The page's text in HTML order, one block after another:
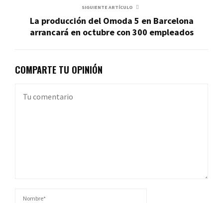
SIGUIENTE ARTÍCULO
La producción del Omoda 5 en Barcelona
arrancará en octubre con 300 empleados
COMPARTE TU OPINIÓN